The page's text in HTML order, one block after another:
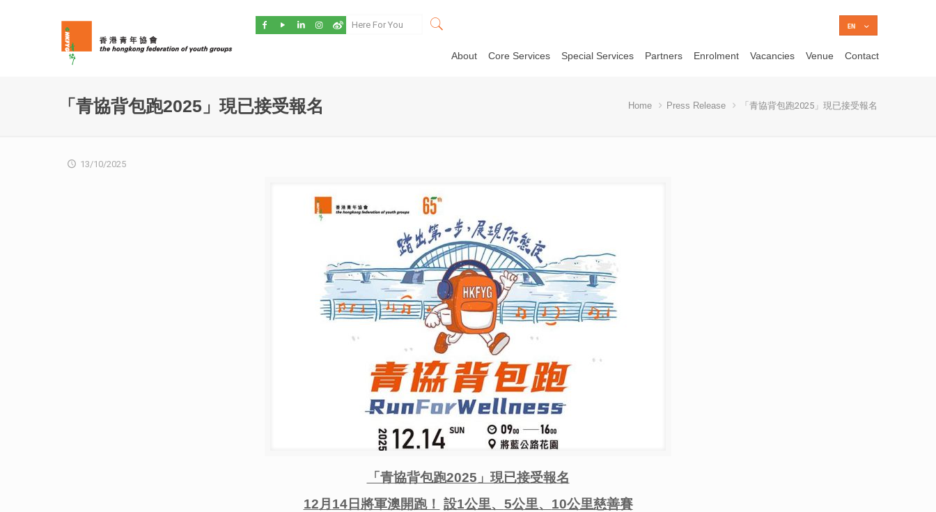
About Core Services Special Services Partners Enrolment Vacancies Venue Contact
「青協背包跑2025」現已接受報名 Home Press Release 「青協背包跑2025」現已接受報名
13/10/2025
「青協背包跑2025 」現已接受報名
12月 14日將軍澳開跑！ 設1公里、 5公里、 10公里慈善賽